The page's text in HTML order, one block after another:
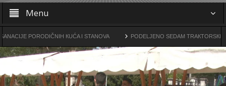
Menu
КUĆA I STANOVA PODELJENO SEDAM TRAКTORSКIH
OO SNS -a u Žagubici organizovao skup u Laznici